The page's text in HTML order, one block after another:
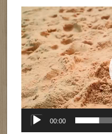
Reproductor
de
vídeo
00:00